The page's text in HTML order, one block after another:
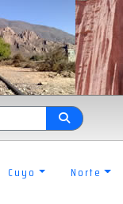
Cuyo Norte